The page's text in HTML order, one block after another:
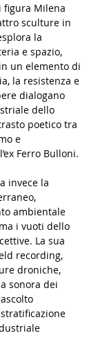
figura Milena
sculture in
la
e spazio,
un elemento di
la resistenza e
dialogano
dello
poetico tra
e
Ferro Bulloni.
invece la
ambientale
i vuoti dello
La sua
recording,
droniche,
sonora dei